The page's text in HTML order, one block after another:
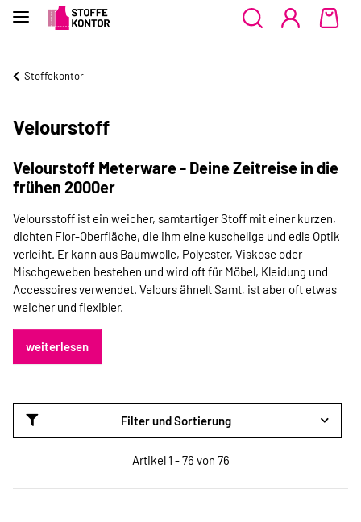
Stoffekontor
Velourstoff
Velourstoff Meterware - Deine Zeitreise in die
frühen 2000er
Veloursstoff ist ein weicher, samtartiger Stoff mit einer kurzen,
dichten Flor-Oberfläche, die ihm eine kuschelige und edle Optik
verleiht. Er kann aus Baumwolle, Polyester, Viskose oder
Mischgeweben bestehen und wird oft für Möbel, Kleidung und
Accessoires verwendet. Velours ähnelt Samt, ist aber oft etwas
weicher und flexibler.
weiterlesen
Filter und Sortierung
Artikel 1 - 76 von 76